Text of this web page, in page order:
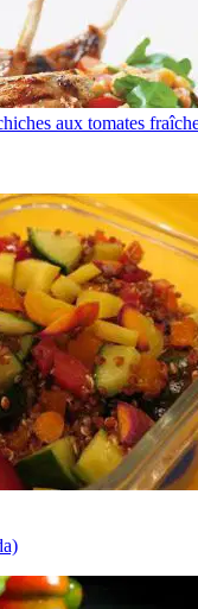
aux tomates